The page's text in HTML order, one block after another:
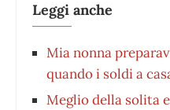
Leggi anche
Mia nonna
quando i soldi a
Meglio della solita